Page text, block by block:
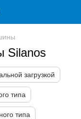
Silanos
загрузкой
типа
типа